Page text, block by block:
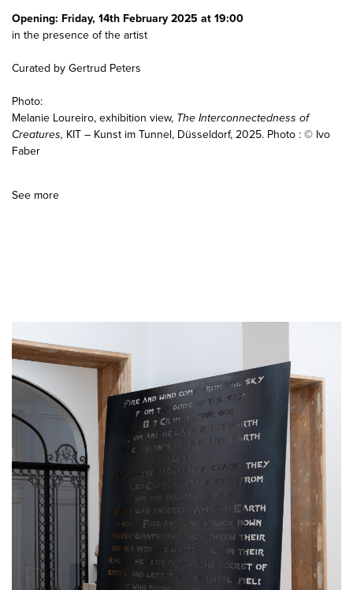
Photo:
Melanie Loureiro, exhibition view,
Faber
See more